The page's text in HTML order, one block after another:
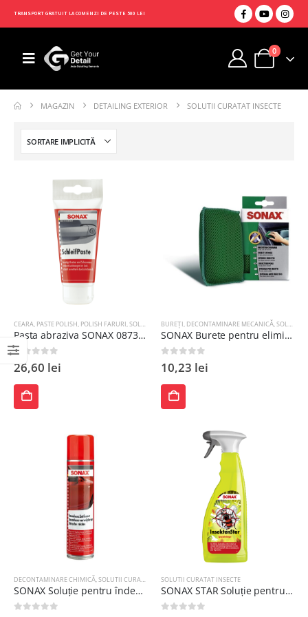
TRANSPORT GRATUIT LA COMENZI DE PESTE 500 LEI
0
MAGAZIN DETAILING EXTERIOR SOLUTII CURATAT INSECTE
CEARA, PASTE POLISH, POLISH FARURI,SOLUTII CURATAT INSECTE
Pasta abraziva SONAX 08733, recipient 75 ml, fara silicon
out of 5
26,60 lei
BUREȚI, DECONTAMINARE MECANICĂ,SOLUTII CURATAT INSECTE
SONAX Burete pentru eliminarea insectelor
0 out of 5
10,23 lei
DECONTAMINARE CHIMICĂ,SOLUTII CURATAT INSECTE ,SOLUTII PENTRU REZIDURI MINERALE
SONAX Soluție pentru îndepărtarea sevei copacilor 400 ml
SOLUTII CURATAT INSECTE
SONAX STAR Soluție pentru îndepărtarea insectelor